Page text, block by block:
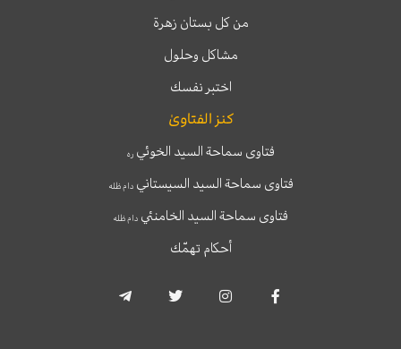
من كل بستان زهرة
مشاكل وحلول
اختبر نفسك
كنز الفتاوىٰ
فتاوى سماحة السيد الخوئيره
فتاوى سماحة السيد السيستانيدام ظله
فتاوى سماحة السيد الخامنئي دام ظله
أحكام تهمّك
c
s
i
l